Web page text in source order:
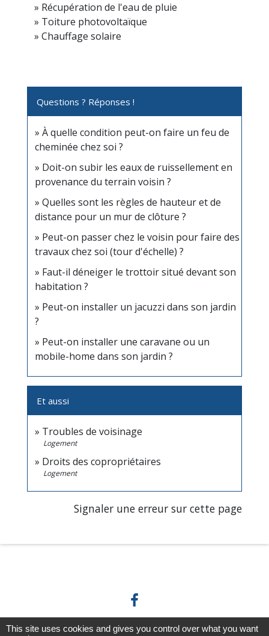
Récupération de l'eau de pluie
Toiture photovoltaïque
Chauffage solaire
Questions ? Réponses !
À quelle condition peut-on faire un feu de
cheminée chez soi ?
Doit-on subir les eaux de ruissellement en
provenance du terrain voisin ?
Quelles sont les règles de hauteur et de
distance pour un mur de clôture ?
Peut-on passer chez le voisin pour faire des
travaux chez soi (tour d'échelle) ?
Faut-il déneiger le trottoir situé devant son
habitation ?
Peut-on installer un jacuzzi dans son jardin
?
Peut-on installer une caravane ou un
mobile-home dans son jardin ?
Et aussi
Troubles de voisinage
Logement
Droits des copropriétaires
Logement
Signaler une erreur sur cette page
This site uses cookies and gives you control over what you want